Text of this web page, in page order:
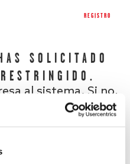
REGISTRO
SOLICITADO
al sistema. Si no,